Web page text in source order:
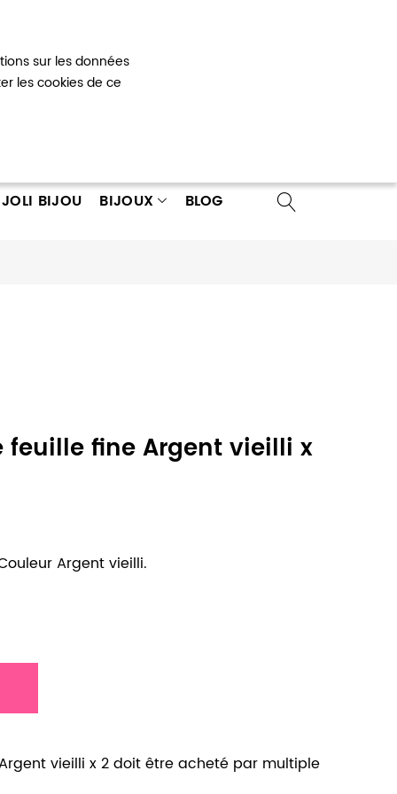
sur les données
les cookies de ce
compte
BIJOU BIJOUX BLOG
feuille fine Argent vieilli x
Argent vieilli.
vieilli x 2 doit être acheté par multiple